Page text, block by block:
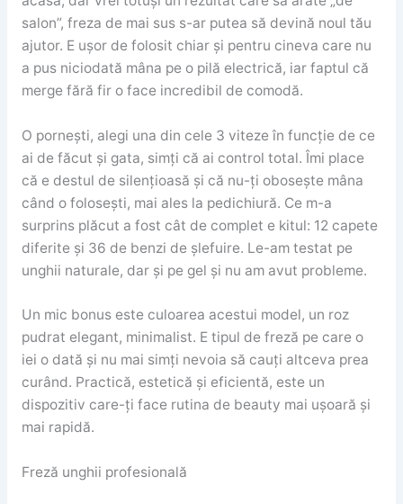
salon”, freza de mai sus s-ar putea să devină noul tău
ajutor. E ușor de folosit chiar și pentru cineva care nu
a pus niciodată mâna pe o pilă electrică, iar faptul că
merge fără fir o face incredibil de comodă.
O pornești, alegi una din cele 3 viteze în funcție de ce
ai de făcut și gata, simți că ai control total. Îmi place
că e destul de silențioasă și că nu-ți obosește mâna
când o folosești, mai ales la pedichiură. Ce m-a
surprins plăcut a fost cât de complet e kitul: 12 capete
diferite și 36 de benzi de șlefuire. Le-am testat pe
unghii naturale, dar și pe gel și nu am avut probleme.
Un mic bonus este culoarea acestui model, un roz
pudrat elegant, minimalist. E tipul de freză pe care o
iei o dată și nu mai simți nevoia să cauți altceva prea
curând. Practică, estetică și eficientă, este un
dispozitiv care-ți face rutina de beauty mai ușoară și
mai rapidă.
Freză unghii profesională